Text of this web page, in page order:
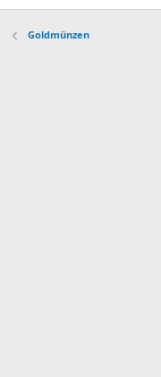
Goldmünzen